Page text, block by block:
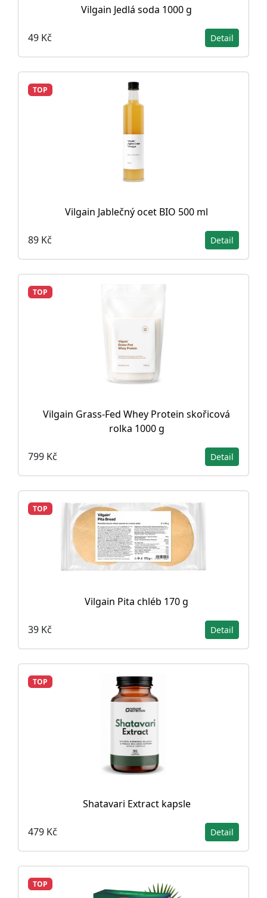
Vilgain Jedlá soda 1000 g
49 Kč Detail
TOP
Vilgain Jablečný ocet BIO 500 ml
89 Kč Detail
TOP
Vilgain Grass-Fed Whey Protein skořicová
rolka 1000 g
799 Kč Detail
TOP
Vilgain Pita chléb 170 g
39 Kč Detail
TOP
Shatavari Extract kapsle
479 Kč Detail
TOP